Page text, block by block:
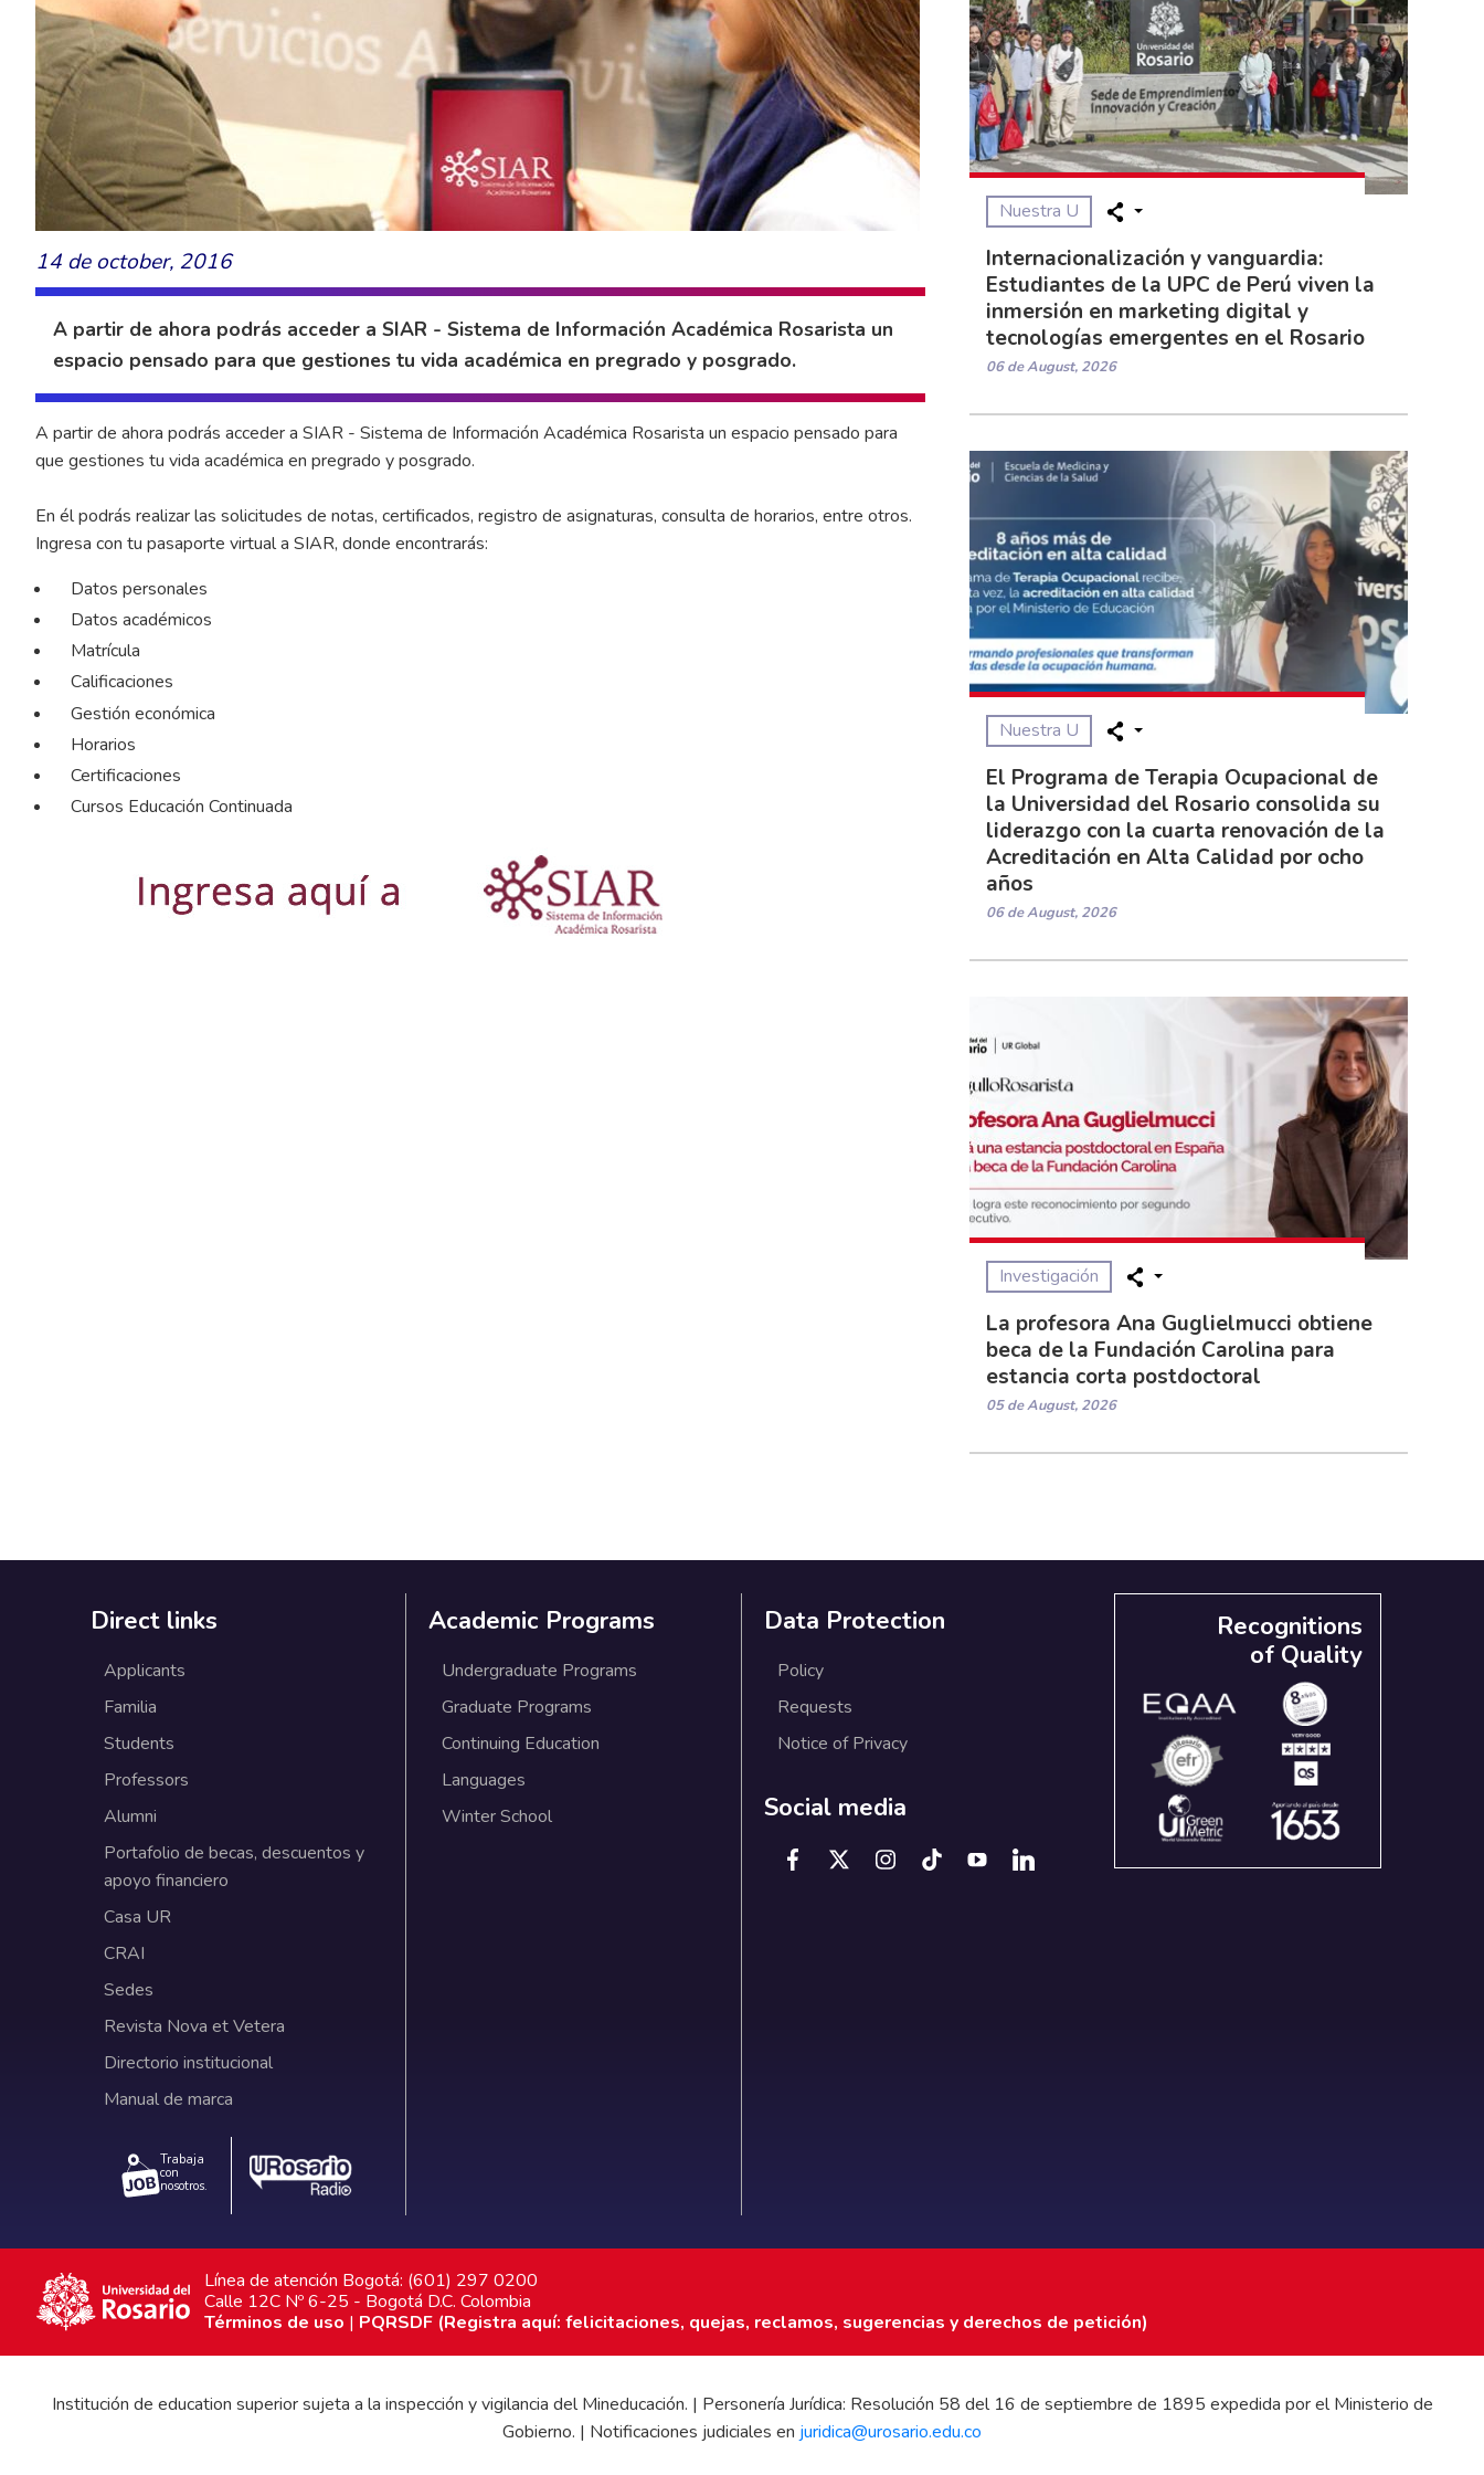
14 de october, 2016
A partir de ahora podrás acceder a SIAR - Sistema de Información Académica Rosarista un
espacio pensado para que gestiones tu vida académica en pregrado y posgrado.
A partir de ahora podrás acceder a SIAR - Sistema de Información Académica Rosarista un espacio pensado para
que gestiones tu vida académica en pregrado y posgrado.
En él podrás realizar las solicitudes de notas, certificados, registro de asignaturas, consulta de horarios, entre otros.
Ingresa con tu pasaporte virtual a SIAR, donde encontrarás:
Datos personales
Datos académicos
Matrícula
Calificaciones
Gestión económica
Horarios
Certificaciones
Cursos Educación Continuada
Nuestra U
Internacionalización y vanguardia:
Estudiantes de la UPC de Perú viven la
inmersión en marketing digital y
tecnologías emergentes en el Rosario
06 de August, 2026
Nuestra U
El Programa de Terapia Ocupacional de
la Universidad del Rosario consolida su
liderazgo con la cuarta renovación de la
Acreditación en Alta Calidad por ocho
años
06 de August, 2026
Investigación
La profesora Ana Guglielmucci obtiene
beca de la Fundación Carolina para
estancia corta postdoctoral
05 de August, 2026
Direct links
Applicants
Familia
Students
Professors
Alumni
Portafolio de becas, descuentos y
apoyo financiero
Casa UR
CRAI
Sedes
Revista Nova et Vetera
Directorio institucional
Manual de marca
Trabaja
con
nosotros.
Academic Programs
Undergraduate Programs
Graduate Programs
Continuing Education
Languages
Winter School
Data Protection
Policy
Requests
Notice of Privacy
Social media
Recognitions
of Quality
Línea de atención Bogotá: (601) 297 0200
Calle 12C Nº 6-25 - Bogotá D.C. Colombia
Términos de uso | PQRSDF (Registra aquí: felicitaciones, quejas, reclamos, sugerencias y derechos de petición)
Institución de education superior sujeta a la inspección y vigilancia del Mineducación. | Personería Jurídica: Resolución 58 del 16 de septiembre de 1895 expedida por el Ministerio de
Gobierno. | Notificaciones judiciales en juridica@urosario.edu.co